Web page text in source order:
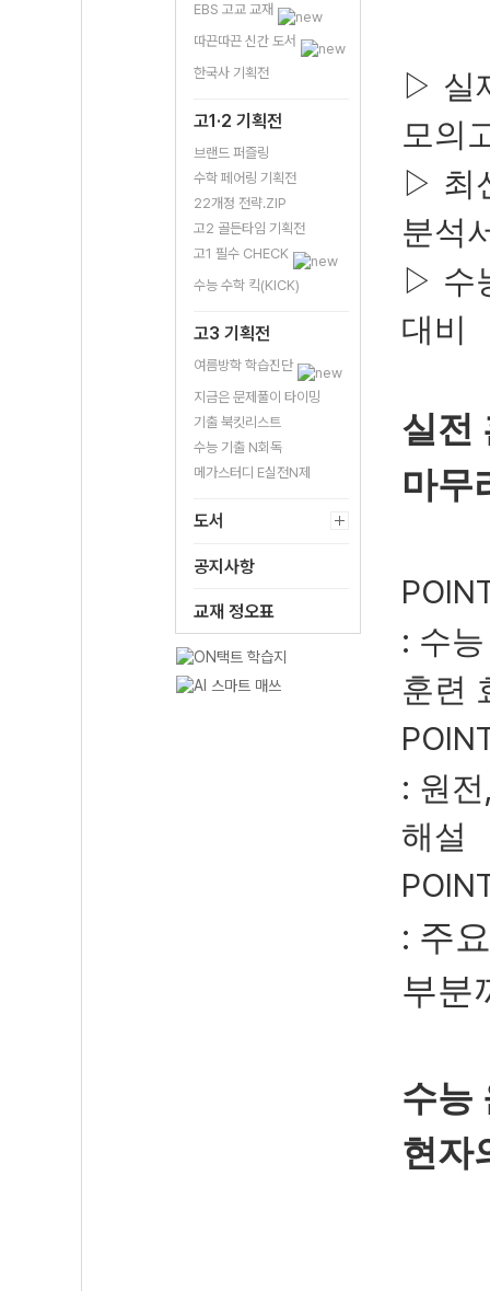
EBS 고교 교재
따끈따끈 신간 도서
한국사 기획전
고1·2 기획전
브랜드 퍼즐링
수학 페어링 기획전
22개정 전략.ZIP
고2 골든타임 기획전
고1 필수 CHECK
수능 수학 킥(KICK)
고3 기획전
여름방학 학습진단
지금은 문제풀이 타이밍
기출 북킷리스트
수능 기출 N회독
메가스터디 E실전N제
도서
공지사항
교재 정오표
▷ 실
모의
▷ 최
분석
▷ 수
대비
실전
마무
: 수
훈련
: 원전
해설
: 주
부분
수능
현자